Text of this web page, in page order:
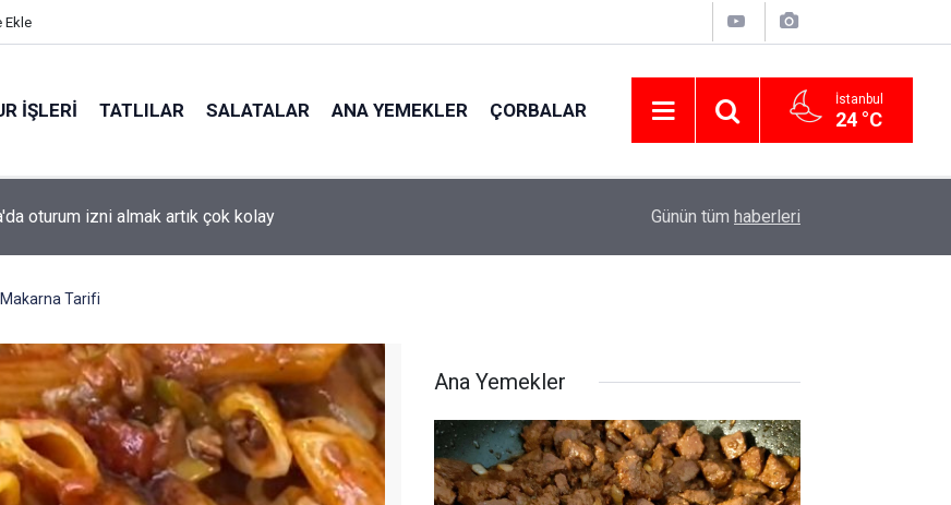
Ekle
İŞLERI TATLILAR SALATALAR ANA YEMEKLER ÇORBALAR İstanbul
24 °C
oturum izni almak artık çok kolay Terbiyeli Ispanak çorbası tarifi; Deneyen
Günün tüm haberleri
Tarifi
Ana Yemekler